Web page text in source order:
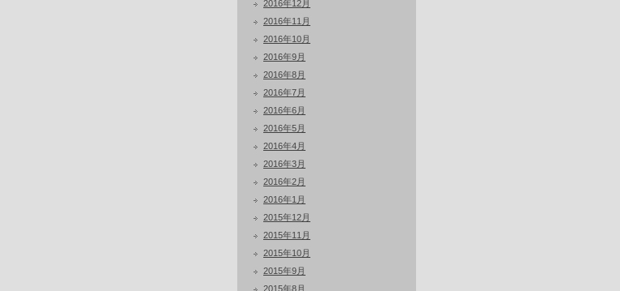
2016年12月
2016年11月
2016年10月
2016年9月
2016年8月
2016年7月
2016年6月
2016年5月
2016年4月
2016年3月
2016年2月
2016年1月
2015年12月
2015年11月
2015年10月
2015年9月
2015年8月